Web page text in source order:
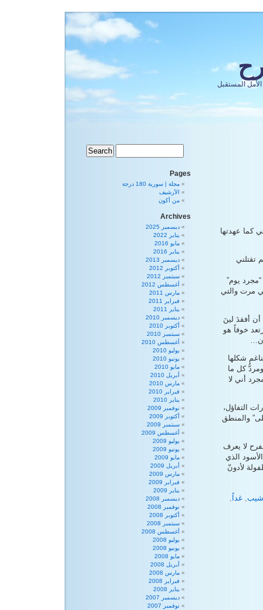
المستقبل
كما عهدتها
تقتلني
يوم”
مرت والتي
أفقدَ لينَ
خوفاً هو
بتناغم شكلها
ومردُّ كل ما
سعيدة لمجرد أني لا
التفاؤل،
والمنطق
في 2010 لكنّ تشاؤم الفرح لا يعرف
الذي
لأدونّ
شيب,غداً ,
Pages
مجلة | سورية 180 درجة
الأرشيف
من أكون
Archives
ديسمبر 2025
يناير 2022
مايو 2016
يناير 2016
ديسمبر 2013
أكتوبر 2012
سبتمبر 2012
أغسطس 2012
مارس 2011
فبراير 2011
يناير 2011
ديسمبر 2010
أكتوبر 2010
سبتمبر 2010
أغسطس 2010
يوليو 2010
يونيو 2010
مايو 2010
أبريل 2010
مارس 2010
فبراير 2010
يناير 2010
نوفمبر 2009
أكتوبر 2009
سبتمبر 2009
أغسطس 2009
يوليو 2009
يونيو 2009
مايو 2009
أبريل 2009
مارس 2009
فبراير 2009
يناير 2009
ديسمبر 2008
نوفمبر 2008
أكتوبر 2008
سبتمبر 2008
أغسطس 2008
يوليو 2008
يونيو 2008
مايو 2008
أبريل 2008
مارس 2008
فبراير 2008
يناير 2008
ديسمبر 2007
نوفمبر 2007